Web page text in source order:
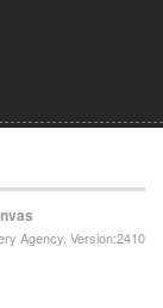
Agency. Version:2410